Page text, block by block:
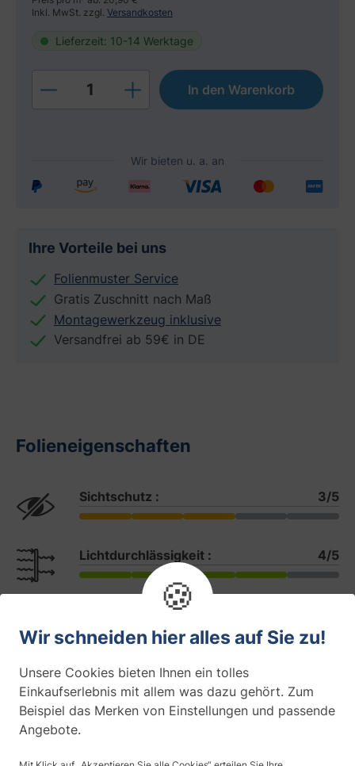
Inkl. MwSt. zzgl. Versandkosten
Lieferzeit: 10-14 Werktage
Produkt Anzahl: Gib denIn den Warenkorb
Ihre Vorteile bei uns
Folienmuster Service
Gratis Zuschnitt nach Maß
Montagewerkzeug inklusive
Versandfrei ab 59€ in DE
Folieneigenschaften
Sichtschutz : 3/5
Lichtdurchlässigkeit : 4/5
Durchsichtigkeit :
Farbe
Design
🍪
Wir schneiden hier alles auf Sie zu!
Unsere Cookies bieten Ihnen ein tolles
Einkaufserlebnis mit allem was dazu gehört. Zum
Beispiel das Merken von Einstellungen und passende
Angebote.